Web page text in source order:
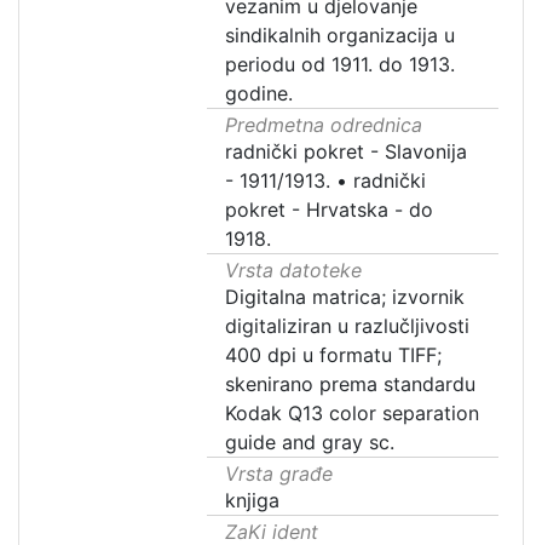
vezanim u djelovanje
sindikalnih organizacija u
periodu od 1911. do 1913.
godine.
Predmetna odrednica
radnički pokret - Slavonija
- 1911/1913. • radnički
pokret - Hrvatska - do
1918.
Vrsta datoteke
Digitalna matrica; izvornik
digitaliziran u razlučljivosti
400 dpi u formatu TIFF;
skenirano prema standardu
Kodak Q13 color separation
guide and gray sc.
Vrsta građe
knjiga
ZaKi ident